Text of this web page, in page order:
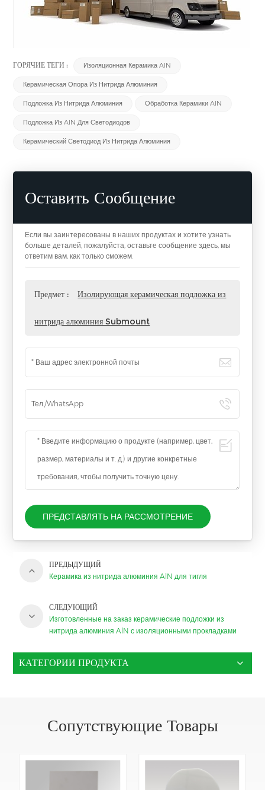
ГОРЯЧИЕ ТЕГИ : Изоляционная Керамика AlN
Керамическая Опора Из Нитрида Алюминия
Подложка Из Нитрида Алюминия Обработка Керамики AlN
Подложка Из AlN Для Светодиодов
Керамический Светодиод Из Нитрида Алюминия
Оставить Сообщение
Если вы заинтересованы в наших продуктах и хотите узнать
больше деталей, пожалуйста, оставьте сообщение здесь, мы
ответим вам, как только сможем.
Предмет : Изолирующая керамическая подложка из
нитрида алюминия Submount
ПРЕДСТАВЛЯТЬ НА РАССМОТРЕНИЕ
ПРЕДЫДУЩИЙ
Керамика из нитрида алюминия AlN для тигля
СЛЕДУЮЩИЙ
Изготовленные на заказ керамические подложки из
нитрида алюминия AlN с изоляционными прокладками
КАТЕГОРИИ ПРОДУКТА
Сопутствующие Товары